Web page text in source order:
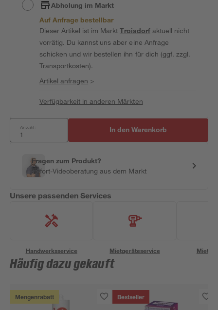
Abholung im Markt
Auf Anfrage bestellbar
Dieser Artikel ist im MarktTroisdorfaktuell nicht
vorrätig. Du kannst uns aber eine Anfrage
schicken und wir bestellen ihn für dich (ggf. zzgl.
Transportkosten).
Artikel anfragen >
Verfügbarkeit in anderen Märkten
Anzahl: In den Warenkorb
Fragen zum Produkt?
Sofort-Videoberatung aus dem Markt
Unsere passenden Services
Handwerksservice Mietgeräteservice
Häufig dazu gekauft
Mengenrabatt Bestseller